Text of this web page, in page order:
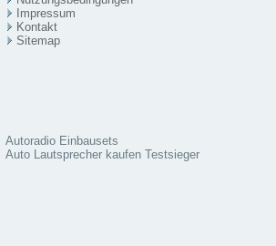
Impressum
Kontakt
Sitemap
Autoradio Einbausets
Auto Lautsprecher kaufen Testsieger